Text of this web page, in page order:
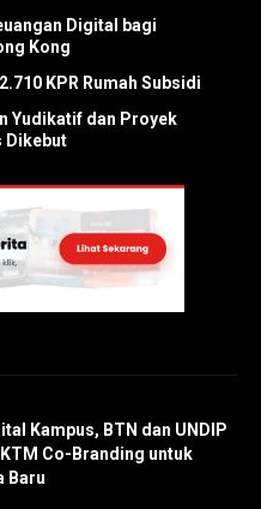
Digital bagi
Kong
KPR Rumah Subsidi
Yudikatif dan Proyek
Dikebut
Kampus, BTN dan UNDIP
Co-Branding untuk
Baru